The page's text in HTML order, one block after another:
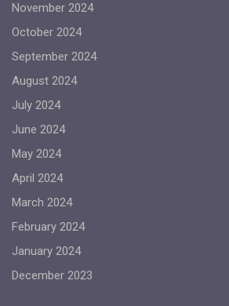
November 2024
October 2024
September 2024
August 2024
July 2024
June 2024
May 2024
April 2024
March 2024
February 2024
January 2024
December 2023